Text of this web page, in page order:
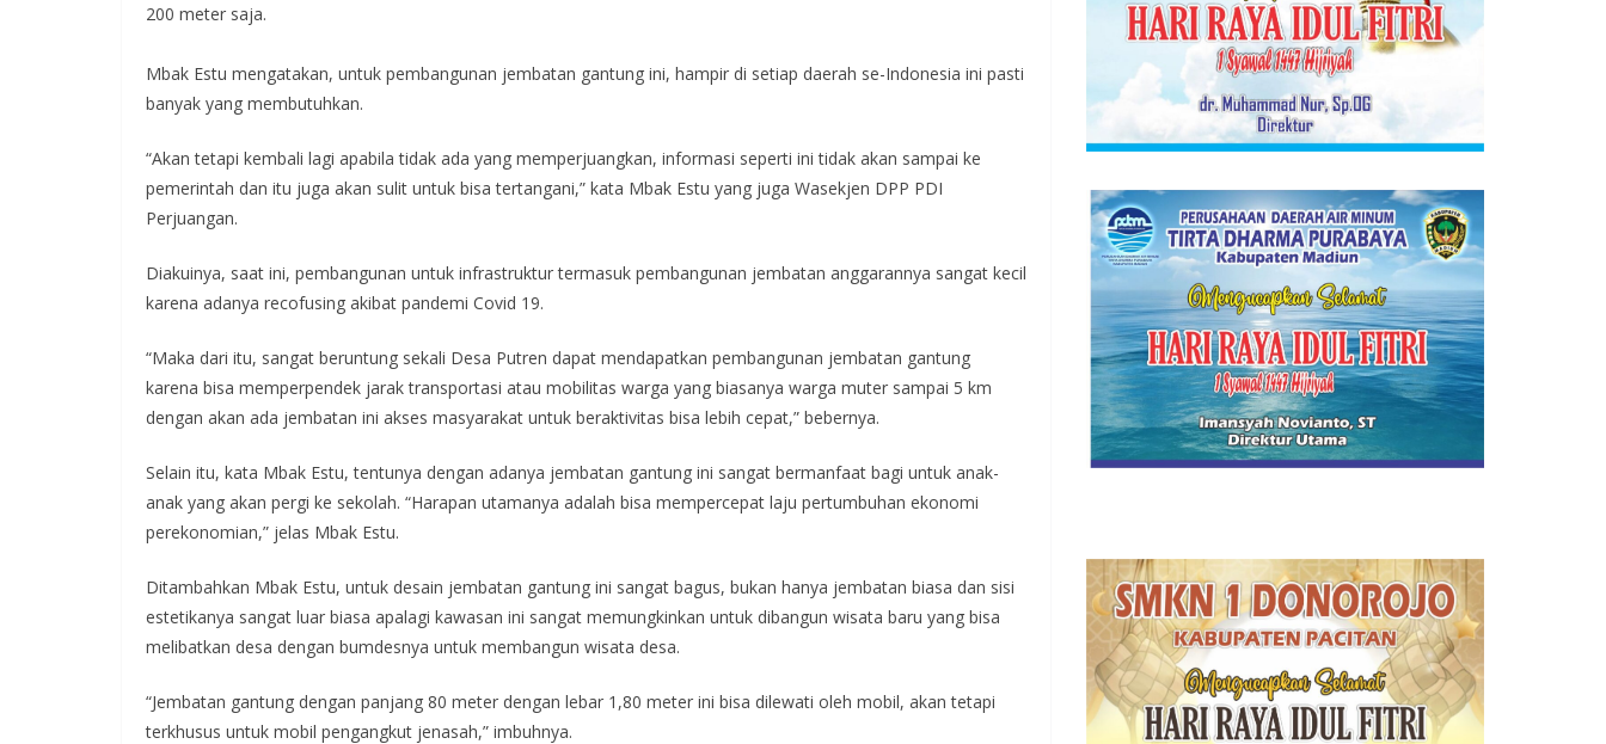
200 meter saja.
Mbak Estu mengatakan, untuk pembangunan jembatan gantung ini, hampir di setiap daerah se-Indonesia ini pasti
banyak yang membutuhkan.
“Akan tetapi kembali lagi apabila tidak ada yang memperjuangkan, informasi seperti ini tidak akan sampai ke
pemerintah dan itu juga akan sulit untuk bisa tertangani,” kata Mbak Estu yang juga Wasekjen DPP PDI
Perjuangan.
Diakuinya, saat ini, pembangunan untuk infrastruktur termasuk pembangunan jembatan anggarannya sangat kecil
karena adanya recofusing akibat pandemi Covid 19.
“Maka dari itu, sangat beruntung sekali Desa Putren dapat mendapatkan pembangunan jembatan gantung
karena bisa memperpendek jarak transportasi atau mobilitas warga yang biasanya warga muter sampai 5 km
dengan akan ada jembatan ini akses masyarakat untuk beraktivitas bisa lebih cepat,” bebernya.
Selain itu, kata Mbak Estu, tentunya dengan adanya jembatan gantung ini sangat bermanfaat bagi untuk anak-
anak yang akan pergi ke sekolah. “Harapan utamanya adalah bisa mempercepat laju pertumbuhan ekonomi
perekonomian,” jelas Mbak Estu.
Ditambahkan Mbak Estu, untuk desain jembatan gantung ini sangat bagus, bukan hanya jembatan biasa dan sisi
estetikanya sangat luar biasa apalagi kawasan ini sangat memungkinkan untuk dibangun wisata baru yang bisa
melibatkan desa dengan bumdesnya untuk membangun wisata desa.
“Jembatan gantung dengan panjang 80 meter dengan lebar 1,80 meter ini bisa dilewati oleh mobil, akan tetapi
terkhusus untuk mobil pengangkut jenasah,” imbuhnya.